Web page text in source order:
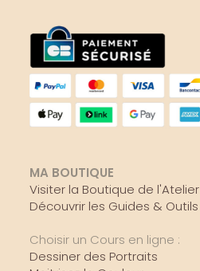
MA BOUTIQUE
Visiter la Boutique de l'Atelier
Découvrir les Guides & Outils
Choisir un Cours en ligne :
Dessiner des Portraits